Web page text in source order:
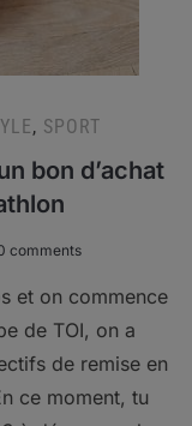
, SPORT
bon d’achat
comments
et on commence
de TOI, on a
de remise en
ce moment, tu